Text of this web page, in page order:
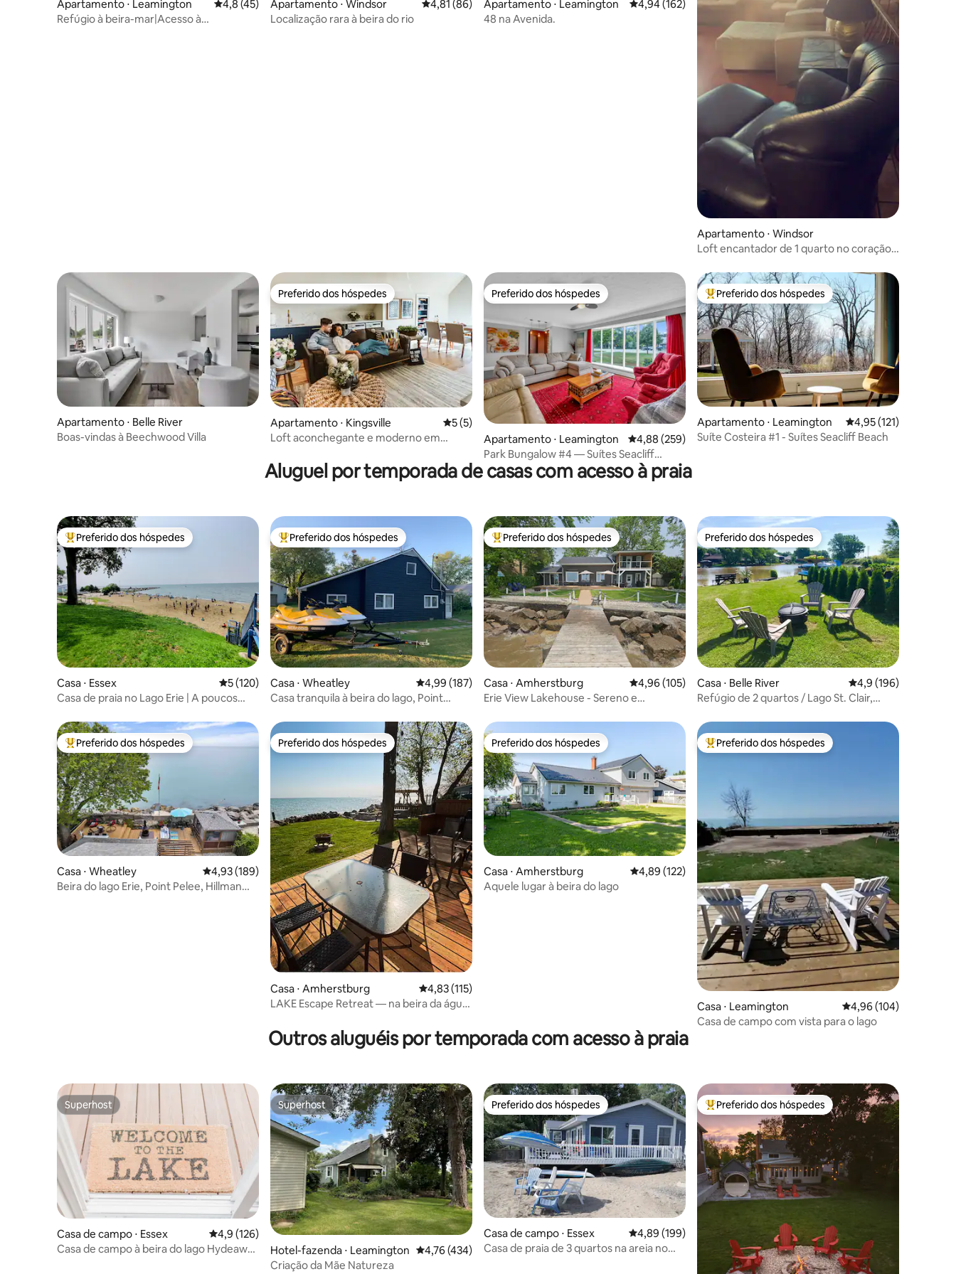
Apartamento ⋅ Leamington 4,8 de uma avaliação média de 5, 45 avaliações
4,8 (45)
Refúgio à beira-mar|Acesso à
Apartamento ⋅ Windsor 4,81 de uma avaliação média de 5, 86 avaliações
4,81 (86)
Localização rara à beira do rio
Apartamento ⋅ Leamington 4,94 de uma avaliação média de 5, 162 avaliações
4,94 (162)
48 na Avenida.
Apartamento ⋅ Windsor
Loft encantador de 1 quarto no coração
Apartamento ⋅ Belle River
Boas-vindas à Beechwood Villa
Preferido dos hóspedes
Preferido dos hóspedes
Apartamento ⋅ Kingsville 5 de uma avaliação média de 5, 5 avaliações
5 (5)
Loft aconchegante e moderno em
Preferido dos hóspedes
Preferido dos hóspedes
Apartamento ⋅ Leamington 4,88 de uma avaliação média de 5, 259 avaliações
4,88 (259)
Park Bungalow #4 — Suítes Seacliff
Beach
Entre os melhores preferidos dos hóspedes
Preferido dos hóspedes
Apartamento ⋅ Leamington 4,95 de uma avaliação
4,95 (121)
Suíte Costeira #1 - Suítes Seacliff Beach
Aluguel por temporada de casas com acesso à praia
Entre os melhores preferidos dos hóspedes
Preferido dos hóspedes
Casa ⋅ Essex 5 de uma avaliação média de 5, 120 avaliações
5 (120)
Casa de praia no Lago Erie | A poucos
Entre os melhores preferidos dos hóspedes
Preferido dos hóspedes
Casa ⋅ Wheatley 4,99 de uma avaliação média de 5, 187 avaliações
4,99 (187)
Casa tranquila à beira do lago, Point
Entre os melhores preferidos dos hóspedes
Preferido dos hóspedes
Casa ⋅ Amherstburg 4,96 de uma avaliação média de 5, 105 avaliações
4,96 (105)
Erie View Lakehouse - Sereno e
Preferido dos hóspedes
Preferido dos hóspedes
Casa ⋅ Belle River 4,9 de uma avaliação
4,9 (196)
Refúgio de 2 quartos / Lago St. Clair,
Entre os melhores preferidos dos hóspedes
Preferido dos hóspedes
Casa ⋅ Wheatley 4,93 de uma avaliação média de 5, 189 avaliações
4,93 (189)
Beira do lago Erie, Point Pelee, Hillman
Preferido dos hóspedes
Preferido dos hóspedes
Casa ⋅ Amherstburg 4,83 de uma avaliação média de 5, 115 avaliações
4,83 (115)
LAKE Escape Retreat — na beira da água,
Preferido dos hóspedes
Preferido dos hóspedes
Casa ⋅ Amherstburg 4,89 de uma avaliação média de 5, 122 avaliações
4,89 (122)
Aquele lugar à beira do lago
Entre os melhores preferidos dos hóspedes
Preferido dos hóspedes
Casa ⋅ Leamington 4,96 de uma avaliação
4,96 (104)
Casa de campo com vista para o lago
Outros aluguéis por temporada com acesso à praia
Superhost
Superhost
Casa de campo ⋅ Essex 4,9 de uma avaliação média de 5, 126 avaliações
4,9 (126)
Casa de campo à beira do lago Hydeaway
Superhost
Superhost
Hotel-fazenda ⋅ Leamington 4,76 de uma avaliação média de 5, 434 avaliações
4,76 (434)
Criação da Mãe Natureza
Preferido dos hóspedes
Preferido dos hóspedes
Casa de campo ⋅ Essex 4,89 de uma avaliação média de 5, 199 avaliações
4,89 (199)
Casa de praia de 3 quartos na areia no
Entre os melhores preferidos dos hóspedes
Preferido dos hóspedes